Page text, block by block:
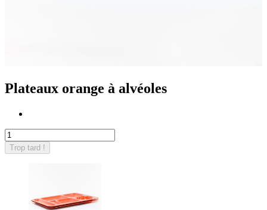
Plateaux orange à alvéoles
Trop tard !